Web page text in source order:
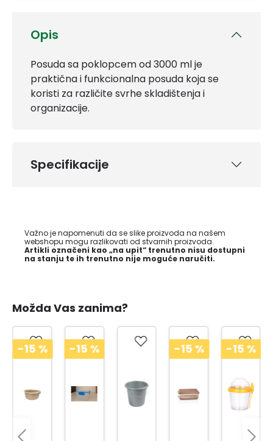
Opis
Posuda sa poklopcem od 3000 ml je
praktična i funkcionalna posuda koja se
koristi za različite svrhe skladištenja i
organizacije.
Specifikacije
Važno je napomenuti da se slike proizvoda na našem
webshopu mogu razlikovati od stvarnih proizvoda.
Artikli označeni kao „na upit“ trenutno nisu dostupni
na stanju te ih trenutno nije moguće naručiti.
Možda Vas zanima?
-15 % -15 % -15 % -15 %